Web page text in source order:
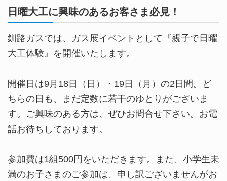
日曜大工に興味のあるお客さま必見！
釧路ガスでは、ガス展イベントとして『親子で日曜
大工体験』を開催いたします。
開催日は9月18日（日）・19日（月）の2日間。ど
ちらの日も、まだ定数に若干のゆとりがございま
す。ご興味のある方は、ぜひお問合せ下さい。お電
話お待ちしております。
参加費は1組500円をいただきます。また、小学生未
満のお子さまのご参加は、申し訳ございませんがお